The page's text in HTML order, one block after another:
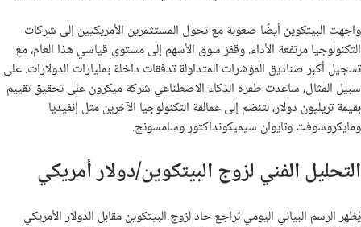
واجهت البيتكوين أيضًا صعوبة مع تحول المستثمرين الأمريكيين إلى شركات
التكنولوجيا مرتفعة الأداء. وقفز سوق الأسهم إلى مستوى قياسي هذا العام، مع
تسجيل أكبر صناديق المؤشرات المتداولة تدفقات داخلة بمليارات الدولارات. على
سبيل المثال، ساعدت طفرة الذكاء الاصطناعي شركة ميكرون على تحقيق تقييم
بقيمة تريليون دولار، لتنضم إلى عمالقة التكنولوجيا الآخرين مثل إنفيديا
ومايكروسوفت وتايوان سيميكونداكتور وسامسونج.
التحليل الفني لزوج البيتكوين/دولار أمريكي
يُظهر الرسم البياني اليومي تراجع حاد لزوج البيتكوين مقابل الدولار الأمريكي